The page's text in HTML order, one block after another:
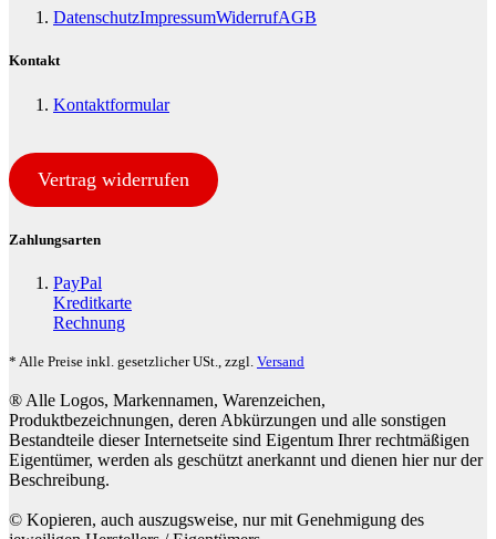
DatenschutzImpressumWiderrufAGB
Kontakt
Kontaktformular
Vertrag widerrufen
Zahlungsarten
PayPal
Kreditkarte
Rechnung
* Alle Preise inkl. gesetzlicher USt., zzgl. Versand
® Alle Logos, Markennamen, Warenzeichen,
Produktbezeichnungen, deren Abkürzungen und alle sonstigen
Bestandteile dieser Internetseite sind Eigentum Ihrer rechtmäßigen
Eigentümer, werden als geschützt anerkannt und dienen hier nur der
Beschreibung.
© Kopieren, auch auszugsweise, nur mit Genehmigung des